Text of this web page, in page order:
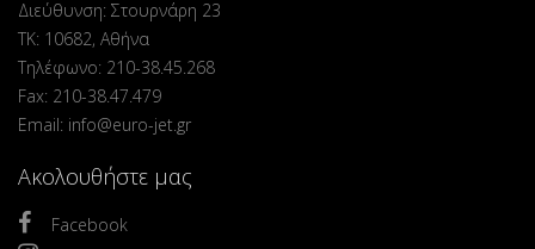
Διεύθυνση: Στουρνάρη 23
ΤΚ: 10682, Αθήνα
Τηλέφωνο: 210-38.45.268
Fax: 210-38.47.479
Email: info@euro-jet.gr
Ακολουθήστε μας
Facebook